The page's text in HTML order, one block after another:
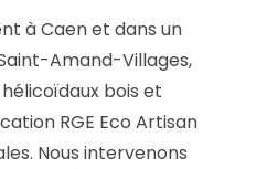
à Caen et dans un
Amand-Villages,
bois et
RGE Eco Artisan
Nous intervenons